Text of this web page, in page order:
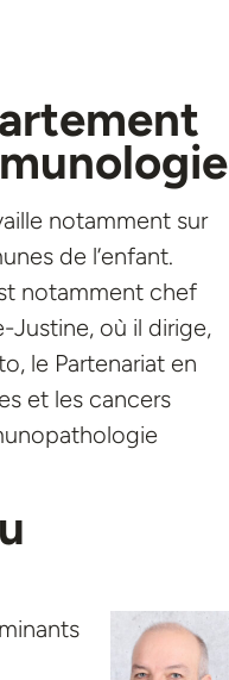
notamment sur
de l’enfant.
notamment chef
Justine, où il dirige,
le Partenariat en
et les cancers